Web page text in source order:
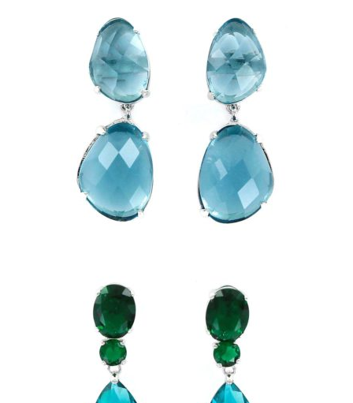
PENDIENTES DE PLATA
CON DOS PIEDRAS
AGUAMARINA
IRREGULARES
PENDIENTES DE PIEDRA
VERDE Y AGUAMARINA
FACETADO CON GARRAS